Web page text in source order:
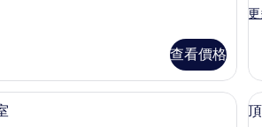
查看價格
更
客
房,
陽
台
、電視 家庭套房, 2 間臥室 | 起居區 | 32-吋